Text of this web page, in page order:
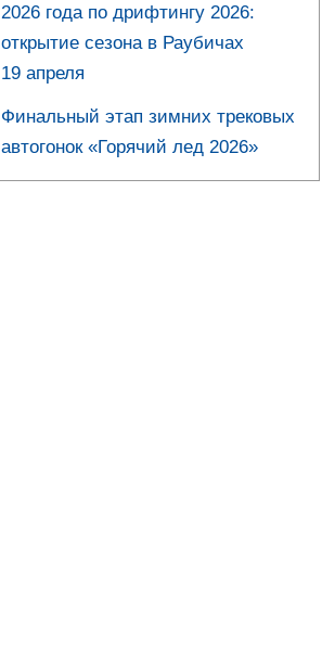
2026 года по дрифтингу 2026:
открытие сезона в Раубичах
19 апреля
Финальный этап зимних трековых
автогонок «Горячий лед 2026»